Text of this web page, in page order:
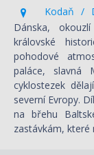
Kodaň /
Dánska,
královské
pohodové
paláce, slavná
cyklostezek
severní Evropy.
na břehu
zastávkám, které